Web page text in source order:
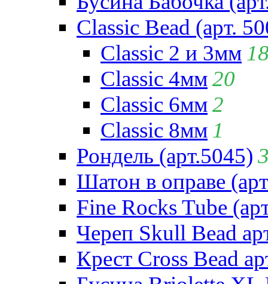
Classic Bead (арт.
Classic 2 и 3мм
Classic 4мм20
Classic 6мм2
Classic 8мм 1
Рондель (арт.5045)
Шатон в оправе
Fine Rocks Tube
Череп Skull Bead
Крест Cross Bead